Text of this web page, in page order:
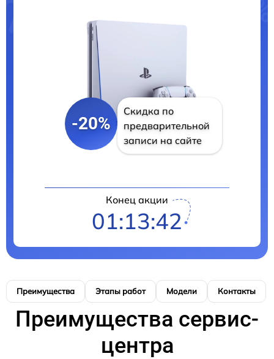
-20%
Скидка по
предварительной
записи на сайте
Конец акции
01:13:41
Преимущества Этапы работ Модели Контакты
Преимущества сервис-
центра